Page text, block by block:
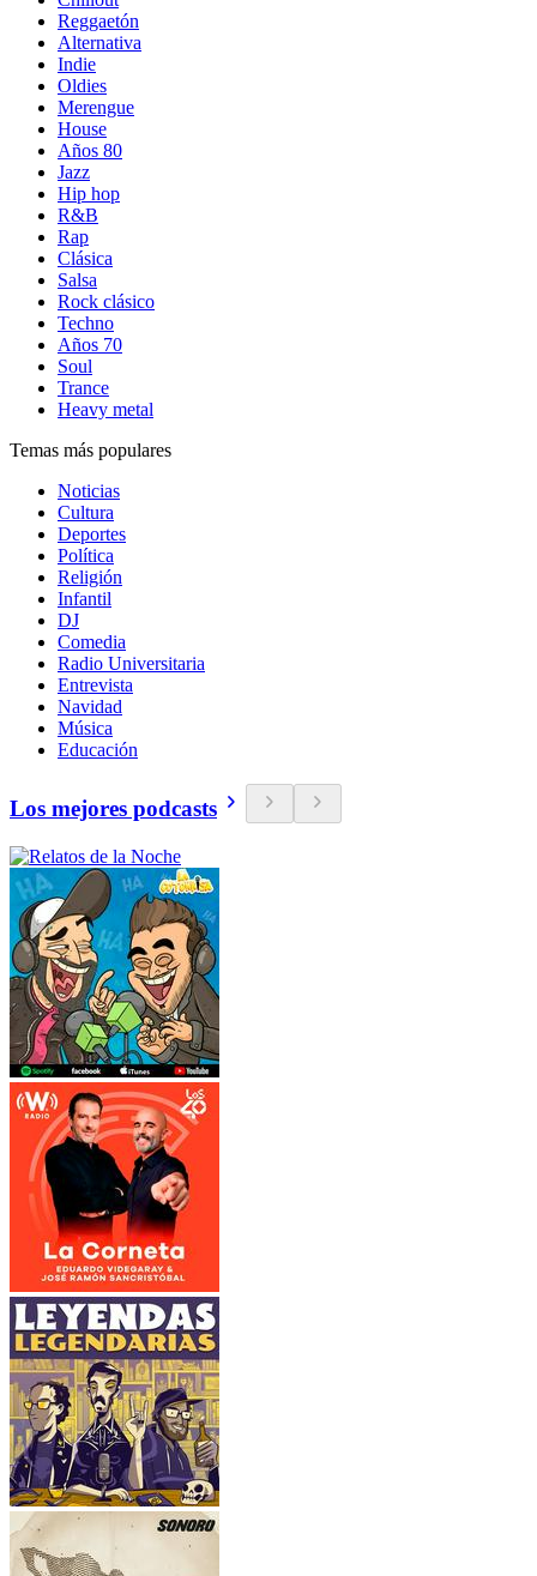
Reggaetón
Alternativa
Indie
Oldies
Merengue
House
Años 80
Jazz
Hip hop
R&B
Rap
Clásica
Salsa
Rock clásico
Techno
Años 70
Soul
Trance
Heavy metal
Temas más populares
Noticias
Cultura
Deportes
Política
Religión
Infantil
DJ
Comedia
Radio Universitaria
Entrevista
Navidad
Música
Educación
Los mejores podcasts